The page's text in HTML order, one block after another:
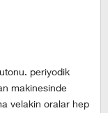
periyodik
makinesinde
velakin oralar hep